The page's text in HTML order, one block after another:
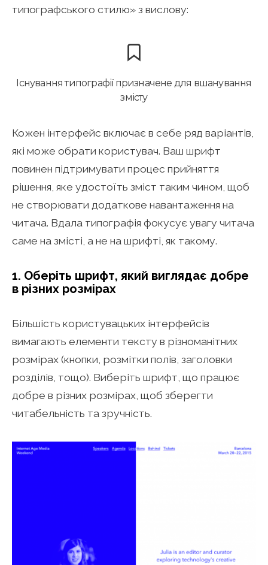
типографського стилю» з вислову:
Існування типографії призначене для вшанування
змісту
Кожен інтерфейс включає в себе ряд варіантів,
які може обрати користувач. Ваш шрифт
повинен підтримувати процес прийняття
рішення, яке удостоїть зміст таким чином, щоб
не створювати додаткове навантаження на
читача. Вдала типографія фокусує увагу читача
саме на змісті, а не на шрифті, як такому.
1. Оберіть шрифт, який виглядає добре
в різних розмірах
Більшість користувацьких інтерфейсів
вимагають елементи тексту в різноманітних
розмірах (кнопки, розмітки полів, заголовки
розділів, тощо). Виберіть шрифт, що працює
добре в різних розмірах, щоб зберегти
читабельність та зручність.